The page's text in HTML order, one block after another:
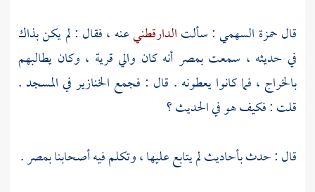
قالحمزة السهمي: سألتالدارقطنيعنه ، فقال : لم يكن بذاك
في حديثه ، سمعتبمصر أنه كان والي قرية ، وكان يطالبهم
بالخراج ، فما كانوا يعطونه . قال : فجمع الخنازير في المسجد .
قلت : فكيف هو في الحديث ؟
قال : حدث بأحاديث لم يتابع عليها ، وتكلم فيه أصحابنابمصر.